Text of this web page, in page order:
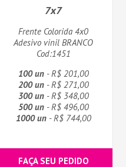
7x7
Frente Colorida 4x0
Adesivo vinil BRANCO
Cod:1451
100 un- R$ 201,00
200 un- R$ 271,00
300 un- R$ 348,00
500 un- R$ 496,00
1000 un- R$ 744,00
FAÇA SEU PEDIDO